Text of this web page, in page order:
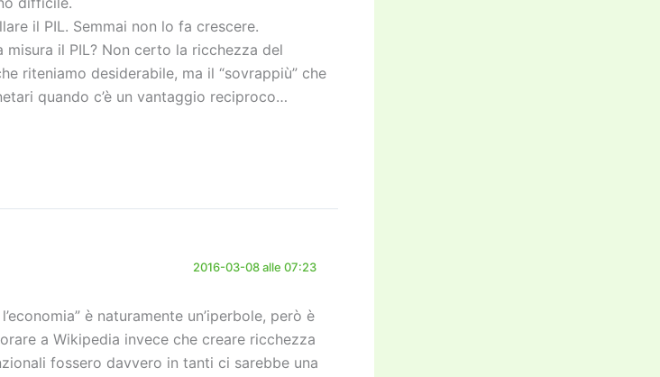
il PIL. Semmai non lo fa crescere.
misura il PIL? Non certo la ricchezza del
riteniamo desiderabile, ma il “sovrappiù” che
quando c’è un vantaggio reciproco…
2016-03-08 alle 07:23
è naturamente un’iperbole, però è
a Wikipedia invece che creare ricchezza
fossero davvero in tanti ci sarebbe una